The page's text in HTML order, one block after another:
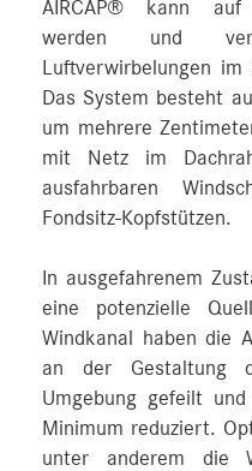
AIRCAP® kann auf
werden und
Luftverwirbelungen
Das System besteht
um mehrere
mit Netz im
ausfahrbaren
Fondsitz-Kopfstützen.
In ausgefahrenem
eine potenzielle
Windkanal haben die
an der Gestaltung
Umgebung gefeilt
Minimum reduziert.
unter anderem die